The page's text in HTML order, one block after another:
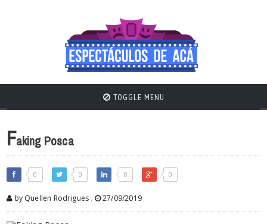
TOGGLE MENU
Faking Posca
0 0 0 0
by Quellen Rodrigues , 27/09/2019